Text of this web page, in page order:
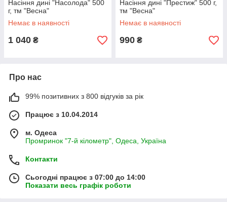
Насіння дині "Насолода" 500
г, тм "Весна"
Немає в наявності
1 040 ₴
Насіння дині "Престиж" 500 г,
тм "Весна"
Немає в наявності
990 ₴
Про нас
99% позитивних з 800 відгуків за рік
Працює з 10.04.2014
м. Одеса
Промринок "7-й кілометр", Одеса, Україна
Контакти
Сьогодні працює з 07:00 до 14:00
Показати весь графік роботи